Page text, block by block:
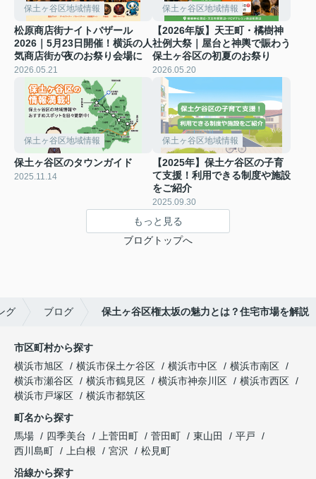
保土ヶ谷区地域情報
松原商店街ナイトバザール
2026｜5月23日開催！横浜の人
気商店街が夜のお祭り会場に
2026.05.21
保土ヶ谷区地域情報
【2026年版】天王町・橘樹神
社例大祭｜屋台と神輿で賑わう
保土ヶ谷区の初夏のお祭り
2026.05.20
保土ヶ谷区地域情報
保土ヶ谷区のタウンガイド
2025.11.14
保土ヶ谷区地域情報
【2025年】保土ケ谷区の子育
て支援！利用できる制度や施設
をご紹介
2025.09.30
もっと見る
ブログトップへ
グ ブログ 保土ヶ谷区権太坂の魅力とは？住宅市場を解説
市区町村から探す
横浜市旭区
横浜市保土ケ谷区 横浜市中区
横浜市南区
横浜市瀬谷区
横浜市鶴見区 横浜市神奈川区
横浜市西区
横浜市戸塚区
横浜市都筑区
町名から探す
馬場
四季美台 上菅田町 菅田町 東山田
平戸
西川島町
上白根 宮沢
松見町
沿線から探す